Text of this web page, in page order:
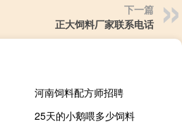
下一篇
正大饲料厂家联系电话
河南饲料配方师招聘
25天的小鹅喂多少饲料